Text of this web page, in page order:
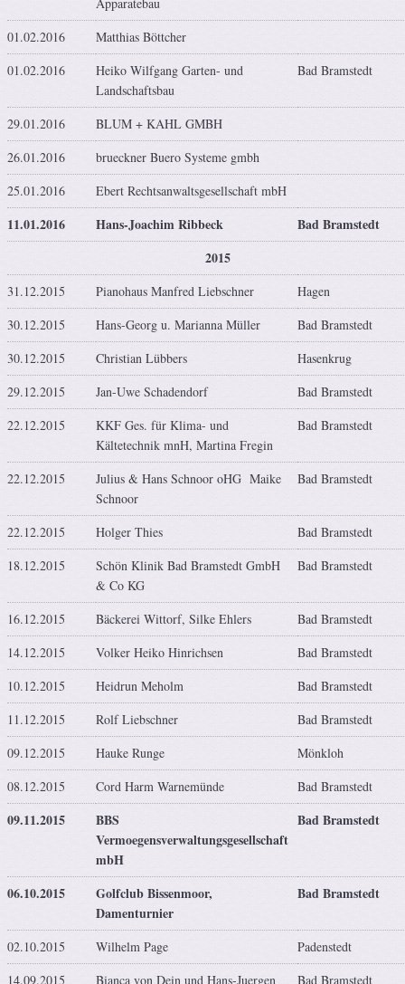
01.02.2016
Matthias Böttcher
01.02.2016
Heiko Wilfgang Garten- und
Landschaftsbau
Bad Bramstedt
29.01.2016
BLUM + KAHL GMBH
26.01.2016
brueckner Buero Systeme gmbh
25.01.2016
Ebert Rechtsanwaltsgesellschaft mbH
11.01.2016 Hans-Joachim Ribbeck
Bad Bramstedt
2015
31.12.2015 Pianohaus Manfred Liebschner
Hagen
30.12.2015
Hans-Georg u. Marianna Müller
Bad Bramstedt
30.12.2015
Christian Lübbers
Hasenkrug
29.12.2015
Jan-Uwe Schadendorf
Bad Bramstedt
22.12.2015
KKF Ges. für Klima- und
Kältetechnik mnH, Martina Fregin
Bad Bramstedt
22.12.2015
Julius & Hans Schnoor oHG Maike
Schnoor
Bad Bramstedt
22.12.2015 Holger Thies
Bad Bramstedt
18.12.2015
Schön Klinik Bad Bramstedt GmbH
& Co KG
Bad Bramstedt
16.12.2015 Bäckerei Wittorf, Silke Ehlers
Bad Bramstedt
14.12.2015
Volker Heiko Hinrichsen
Bad Bramstedt
10.12.2015
Heidrun Meholm
Bad Bramstedt
11.12.2015
Rolf Liebschner
Bad Bramstedt
09.12.2015
Hauke Runge
Mönkloh
08.12.2015
Cord Harm Warnemünde Bad Bramstedt
09.11.2015
BBS
Vermoegensverwaltungsgesellschaft
mbH
Bad Bramstedt
06.10.2015
Golfclub Bissenmoor,
Damenturnier
Bad Bramstedt
02.10.2015 Wilhelm Page
Padenstedt
14.09.2015
Bianca von Dein und Hans-Juergen
Bad Bramstedt